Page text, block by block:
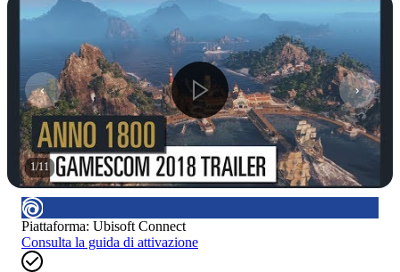
1/11
Piattaforma: Ubisoft Connect
Consulta la guida di attivazione